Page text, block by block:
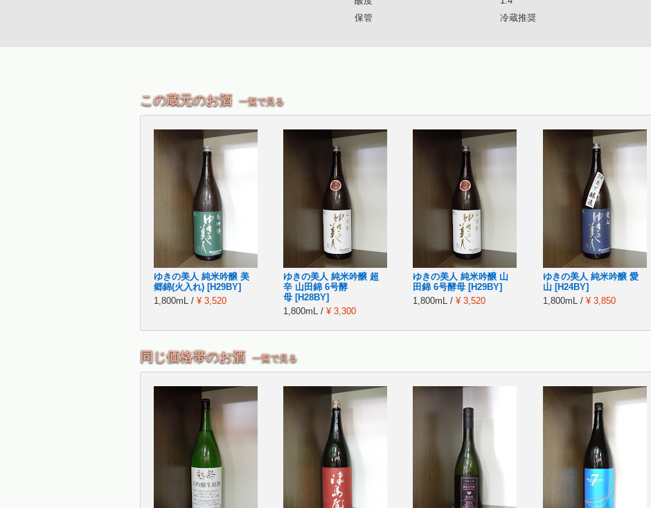
保管
冷蔵推奨
この蔵元のお酒 一覧で見る
ゆきの美人 純米吟醸 美
郷錦(火入れ) [H29BY]
1,800mL / ¥ 3,520
ゆきの美人 純米吟醸 超
辛 山田錦 6号酵
母 [H28BY]
1,800mL / ¥ 3,300
ゆきの美人 純米吟醸 山
田錦 6号酵母 [H29BY]
1,800mL / ¥ 3,520
ゆきの美人 純米吟醸 愛
山 [H24BY]
1,800mL / ¥ 3,850
同じ価格帯のお酒 一覧で見る